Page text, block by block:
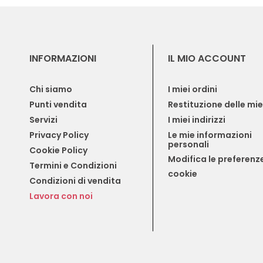
INFORMAZIONI
Chi siamo
Punti vendita
Servizi
Privacy Policy
Cookie Policy
Termini e Condizioni
Condizioni di vendita
Lavora con noi
IL MIO ACCOUNT
I miei ordini
Restituzione delle
I miei indirizzi
Le mie informazioni
personali
Modifica le
cookie